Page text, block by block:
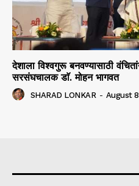
देशाला विश्वगुरू बनवण्यासाठी
सरसंघचालक डाॅ. मोहन भागवत
SHARAD LONKAR - August